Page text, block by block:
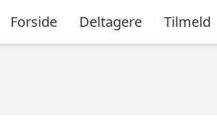
Forside Deltagere Tilmeld